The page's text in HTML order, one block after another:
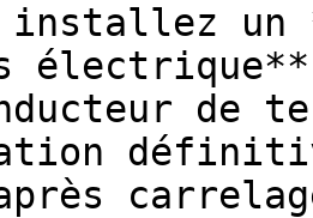
installez un
de